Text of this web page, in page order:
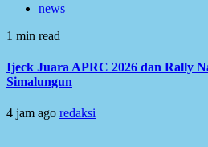
news
1 min read
Ijeck Juara APRC 2026 dan Rally
Simalungun
4 jam ago redaksi